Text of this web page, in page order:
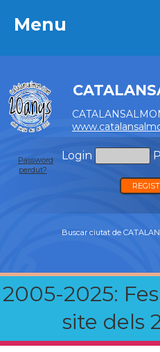
Menu
Login
Password
perdut?
Buscar ciutat de
2005-2025:
site dels
Menu